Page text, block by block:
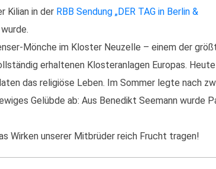
Kilian in der RBB Sendung „DER TAG in Berlin &
Mönche im Kloster Neuzelle – einem der
erhaltenen Klosteranlagen Europas. Heute
das religiöse Leben. Im Sommer legte nach
Gelübde ab: Aus Benedikt Seemann wurde
Wirken unserer Mitbrüder reich Frucht tragen!